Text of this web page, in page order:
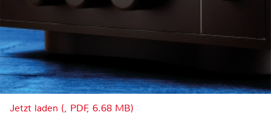
Jetzt laden (, PDF, 6.68 MB)